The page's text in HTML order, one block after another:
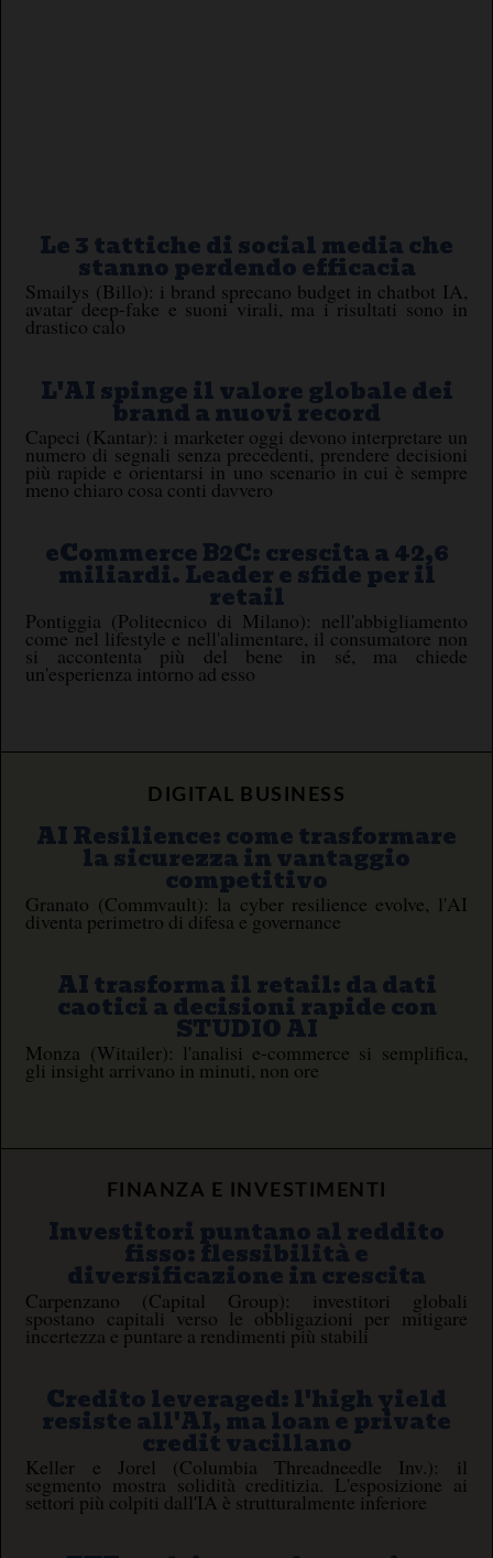
Le 3 tattiche di social media che
stanno perdendo efficacia
Smailys (Billo): i brand sprecano budget in chatbot IA,
avatar deep-fake e suoni virali, ma i risultati sono in
drastico calo
L'AI spinge il valore globale dei
brand a nuovi record
Capeci (Kantar): i marketer oggi devono interpretare un
numero di segnali senza precedenti, prendere decisioni
più rapide e orientarsi in uno scenario in cui è sempre
meno chiaro cosa conti davvero
eCommerce B2C: crescita a 42,6
miliardi. Leader e sfide per il
retail
Pontiggia (Politecnico di Milano): nell'abbigliamento
come nel lifestyle e nell'alimentare, il consumatore non
si accontenta più del bene in sé, ma chiede
un'esperienza intorno ad esso
DIGITAL BUSINESS
AI Resilience: come trasformare
la sicurezza in vantaggio
competitivo
Granato (Commvault): la cyber resilience evolve, l'AI
diventa perimetro di difesa e governance
AI trasforma il retail: da dati
caotici a decisioni rapide con
STUDIO AI
Monza (Witailer): l'analisi e-commerce si semplifica,
gli insight arrivano in minuti, non ore
FINANZA E INVESTIMENTI
Investitori puntano al reddito
fisso: flessibilità e
diversificazione in crescita
Carpenzano (Capital Group): investitori globali
spostano capitali verso le obbligazioni per mitigare
incertezza e puntare a rendimenti più stabili
Credito leveraged: l'high yield
resiste all'AI, ma loan e private
credit vacillano
Keller e Jorel (Columbia Threadneedle Inv.): il
segmento mostra solidità creditizia. L'esposizione ai
settori più colpiti dall'IA è strutturalmente inferiore